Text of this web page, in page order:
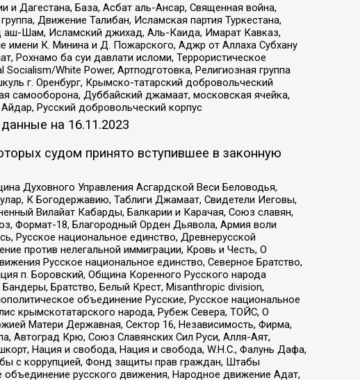
Дагестана, База, Асбат аль-Ансар, Священная война,
Движение Талибан, Исламская партия Туркестана,
Шам, Исламский джихад, Аль-Каида, Имарат Кавказ,
К. Минина и Д. Пожарского, Аджр от Аллаха Субхану
Рохнамо ба суи давлати исломи, Террористическое
White Power, Артподготовка, Религиозная группа
г. Оренбург, Крымско-татарский добровольческий
самооборона, Дуббайский джамаат, московская ячейка,
Русский добровольческий корпус
данные на 16.11.2023
судом принято вступившее в законную
Духовного Управления Асгардской Веси Беловодья,
К Богодержавию, Таблиги Джамаат, Свидетели Иеговы,
Вилайат Кабарды, Балкарии и Карачая, Союз славян,
Формат-18, Благородный Орден Дьявола, Армия воли
Русское национальное единство, Древнерусской
против нелегальной иммиграции, Кровь и Честь, О
Русское национальное единство, Северное Братство,
п. Боровский, Община Коренного Русского народа
Братство, Белый Крест, Misanthropic division,
объединение Русские, Русское национальное
крымскотатарского народа, Рубеж Севера, ТОЙС, О
Матери Державная, Сектор 16, Независимость, Фирма,
Автоград Крю, Союз Славянских Сил Руси, Алля-Аят,
Нация и свобода, Нация и свобода, W.H.С., Фалунь Дафа,
с коррупцией, Фонд защиты прав граждан, Штабы
русского движения, Народное движение Адат,